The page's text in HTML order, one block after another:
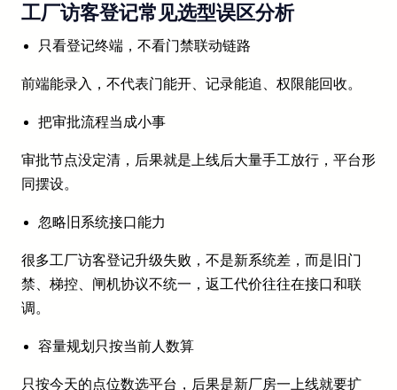
工厂访客登记常见选型误区分析
只看登记终端，不看门禁联动链路
前端能录入，不代表门能开、记录能追、权限能回收。
把审批流程当成小事
审批节点没定清，后果就是上线后大量手工放行，平台形
同摆设。
忽略旧系统接口能力
很多工厂访客登记升级失败，不是新系统差，而是旧门
禁、梯控、闸机协议不统一，返工代价往往在接口和联
调。
容量规划只按当前人数算
只按今天的点位数选平台，后果是新厂房一上线就要扩